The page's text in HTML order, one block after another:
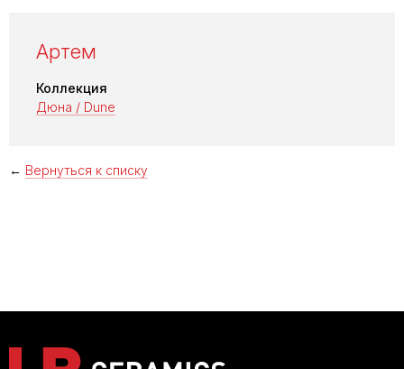
Артем
Коллекция
Дюна / Dune
← Вернуться к списку